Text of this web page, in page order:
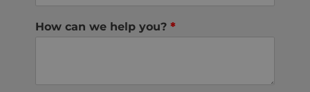
How can we help you? *